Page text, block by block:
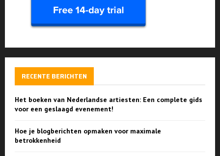
RECENTE BERICHTEN
Het boeken van Nederlandse artiesten: Een complete gids
voor een geslaagd evenement!
Hoe je blogberichten opmaken voor maximale
betrokkenheid